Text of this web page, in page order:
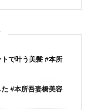
で叶う美髪 #本所
#本所吾妻橋美容